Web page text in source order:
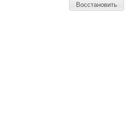
Восстановить